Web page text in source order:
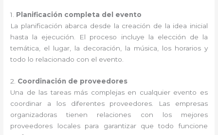
1. Planificación completa del evento
La planificación abarca desde la creación de la idea inicial
hasta la ejecución. El proceso incluye la elección de la
temática, el lugar, la decoración, la música, los horarios y
todo lo relacionado con el evento.
2. Coordinación de proveedores
Una de las tareas más complejas en cualquier evento es
coordinar a los diferentes proveedores. Las empresas
organizadoras tienen relaciones con los mejores
proveedores locales para garantizar que todo funcione